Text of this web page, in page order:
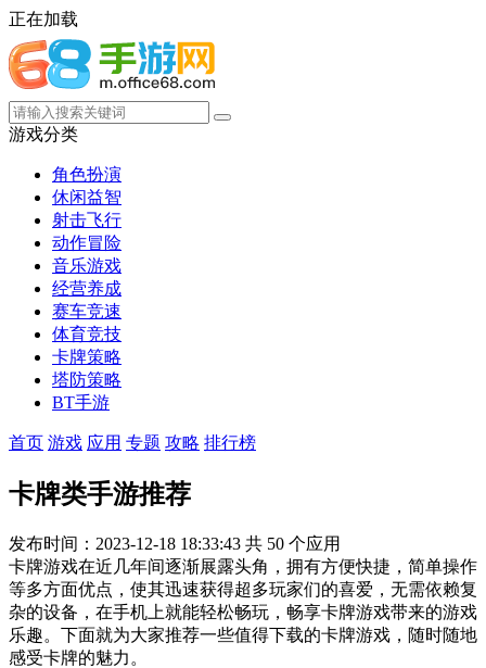
正在加载
游戏分类
角色扮演
休闲益智
射击飞行
动作冒险
音乐游戏
经营养成
赛车竞速
体育竞技
卡牌策略
塔防策略
BT手游
首页 游戏 应用 专题 攻略 排行榜
卡牌类手游推荐
发布时间：2023-12-18 18:33:43 共 50 个应用
卡牌游戏在近几年间逐渐展露头角，拥有方便快捷，简单操作
等多方面优点，使其迅速获得超多玩家们的喜爱，无需依赖复
杂的设备，在手机上就能轻松畅玩，畅享卡牌游戏带来的游戏
乐趣。下面就为大家推荐一些值得下载的卡牌游戏，随时随地
感受卡牌的魅力。